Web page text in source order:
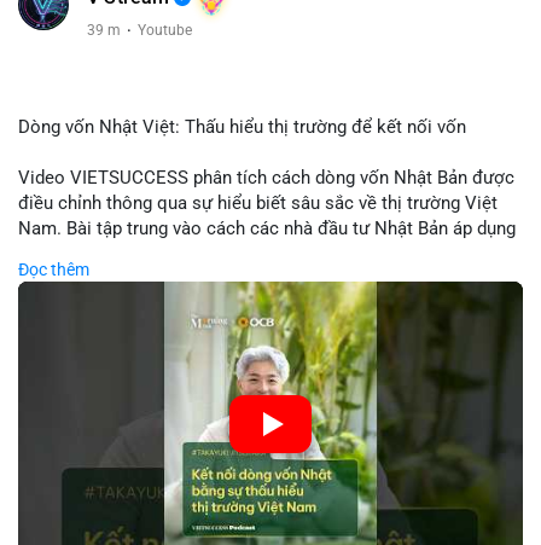
39 m · Youtube
Dòng vốn Nhật Việt: Thấu hiểu thị trường để kết nối vốn
Video VIETSUCCESS phân tích cách dòng vốn Nhật Bản được
điều chỉnh thông qua sự hiểu biết sâu sắc về thị trường Việt
Nam. Bài tập trung vào cách các nhà đầu tư Nhật Bản áp dụng
đầu tư trực tiếp vào doanh nghiệp đến việc giao dịch tài chính.
Kết nối này không chỉ tạo cơ hội tăng trưởng cho Việt Nam mà
còn tạo ra động lực cho thị trường crypto địa phương khi các
nhà đầu tư đa quốc gia tìm kiếm cơ hội đa dạng. Các yếu tố
như chính sách tài chính Việt Nam, xu hướng đầu tư ESG, và
ổn định thị trường sẽ ảnh hưởng trực tiếp đến lưu lượng vốn
nhập khẩu từ Nhật Bản. Bài cũng nhấn mạnh vai trò của thông
tin thị trường chính xác trong việc giảm rủi ro khi kết nối các
thị trường khác nhau.
🎥 Xem video trực tiếp tại:
Đọc thêm